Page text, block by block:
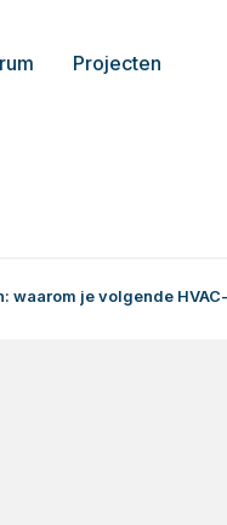
Projecten
waarom je volgende